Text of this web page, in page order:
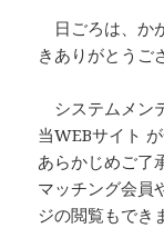
日ごろは、か
きありがとうご
システムメン
当WEBサイト
あらかじめご了
マッチング会員
ジの閲覧もでき